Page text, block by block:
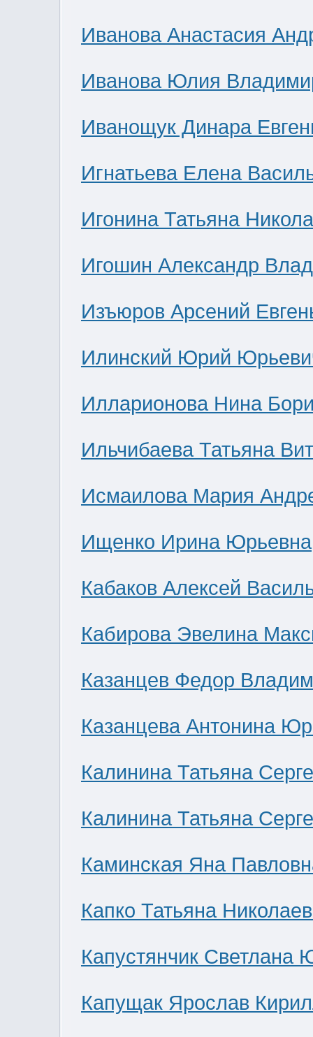
Иванова Анастасия
Иванова Юлия
Иванощук Динара
Игнатьева Елена
Игонина Татьяна
Игошин Александр
Изъюров Арсений
Илинский Юрий
Илларионова Нина
Ильчибаева Татьяна
Исмаилова Мария
Ищенко Ирина Юрьевна
Кабаков Алексей
Кабирова Эвелина
Казанцев Федор
Казанцева Антонина
Калинина Татьяна
Калинина Татьяна
Каминская Яна
Капко Татьяна
Капустянчик Светлана
Капущак Ярослав